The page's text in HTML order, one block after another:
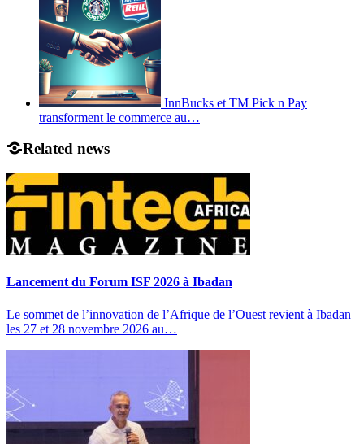
InnBucks et TM Pick n Pay
transforment le commerce au…
Related news
Lancement du Forum ISF 2026 à Ibadan
Le sommet de l’innovation de l’Afrique de l’Ouest revient à Ibadan
les 27 et 28 novembre 2026 au…